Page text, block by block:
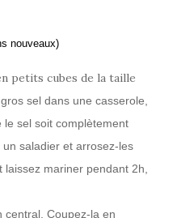
nouveaux)
petits cubes de la taille
sel dans une casserole,
le sel soit complètement
saladier et arrosez-les
laissez mariner pendant 2h,
central. Coupez-la en